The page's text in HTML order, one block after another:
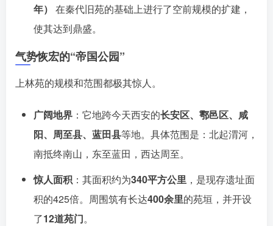
年） 在秦代旧苑的基础上进行了空前规模的扩建，
使其达到鼎盛。
气势恢宏的“帝国公园”
上林苑的规模和范围都极其惊人。
广阔地界 ：它地跨今天西安的长安区、鄠邑区、咸
阳、周至县、蓝田县等地。具体范围是：北起渭河，
南抵终南山，东至蓝田，西达周至。
惊人面积 ：其面积约为340平方公里 ，是现存遗址面
积的425倍。周围筑有长达400余里的苑垣，并开设
了12道苑门。